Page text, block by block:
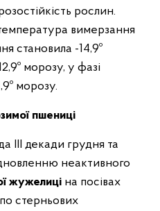
рослин.
вимерзання
становила -14,9º
морозу, у фазі
морозу.
пшениці
декади грудня та
неактивного
жужелиці на посівах
стерньових